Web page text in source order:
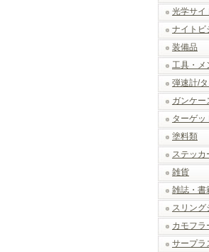
光学サ
ナイト
装備品
工具・
弾速計/
ガンケー
ターゲッ
塗料類
ステッ
雑貨
雑誌・書
スリング
カモフラ
サープラ